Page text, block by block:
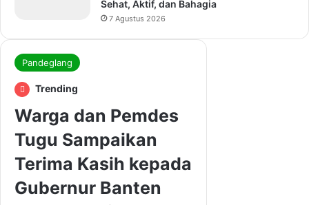
Sehat, Aktif, dan Bahagia
7 Agustus 2026